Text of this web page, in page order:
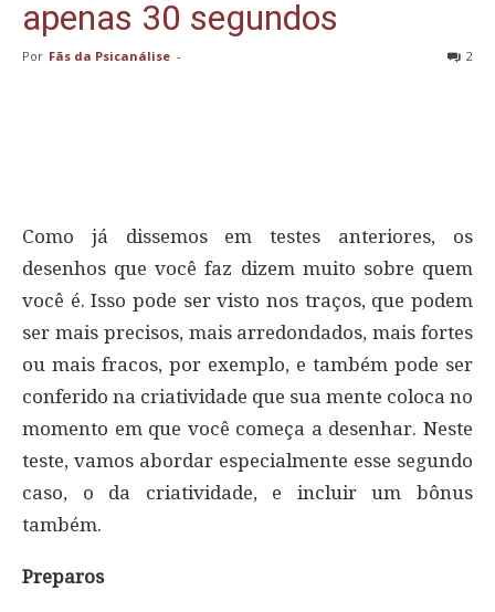
apenas 30 segundos
Por Fãs da Psicanálise - 2
Como já dissemos em testes anteriores, os
desenhos que você faz dizem muito sobre quem
você é. Isso pode ser visto nos traços, que podem
ser mais precisos, mais arredondados, mais fortes
ou mais fracos, por exemplo, e também pode ser
conferido na criatividade que sua mente coloca no
momento em que você começa a desenhar. Neste
teste, vamos abordar especialmente esse segundo
caso, o da criatividade, e incluir um bônus
também.
Preparos